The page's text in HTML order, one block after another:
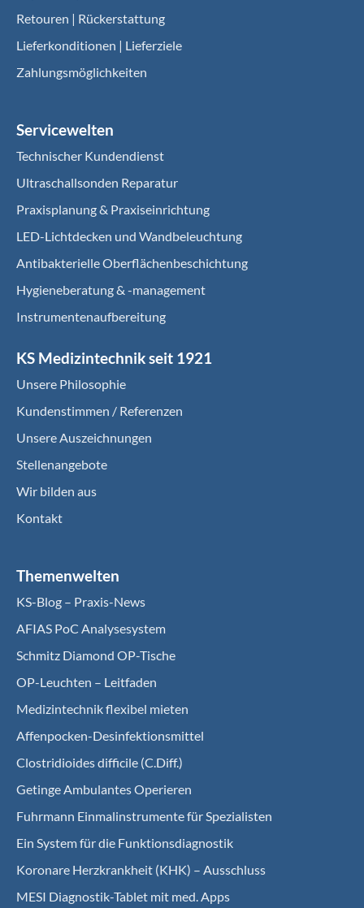
Retouren | Rückerstattung
Lieferkonditionen | Lieferziele
Zahlungsmöglichkeiten
Servicewelten
Technischer Kundendienst
Ultraschallsonden Reparatur
Praxisplanung & Praxiseinrichtung
LED-Lichtdecken und Wandbeleuchtung
Antibakterielle Oberflächenbeschichtung
Hygieneberatung & -management
Instrumentenaufbereitung
KS Medizintechnik seit 1921
Unsere Philosophie
Kundenstimmen / Referenzen
Unsere Auszeichnungen
Stellenangebote
Wir bilden aus
Kontakt
Themenwelten
KS-Blog – Praxis-News
AFIAS PoC Analysesystem
Schmitz Diamond OP-Tische
OP-Leuchten – Leitfaden
Medizintechnik flexibel mieten
Affenpocken-Desinfektionsmittel
Clostridioides difficile (C.Diff.)
Getinge Ambulantes Operieren
Fuhrmann Einmalinstrumente für Spezialisten
Ein System für die Funktionsdiagnostik
Koro­nare Herz­krank­heit (KHK) – Ausschluss
MESI Diagnostik-Tablet mit med. Apps